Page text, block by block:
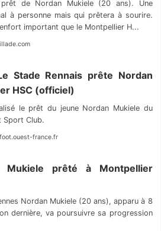
de Nordan Mukiele (20 ans). Une
à personne mais qui prêtera à sourire.
important que le Montpellier H...
Stade Rennais prête Nordan
HSC (officiel)
le prêt du jeune Nordan Mukiele du
Sport Club.
france.fr
Mukiele prêté à Montpellier
Nordan Mukiele (20 ans), apparu à 8
dernière, va poursuivre sa progression